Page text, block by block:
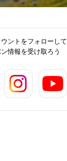
ントをフォローして
情報を受け取ろう